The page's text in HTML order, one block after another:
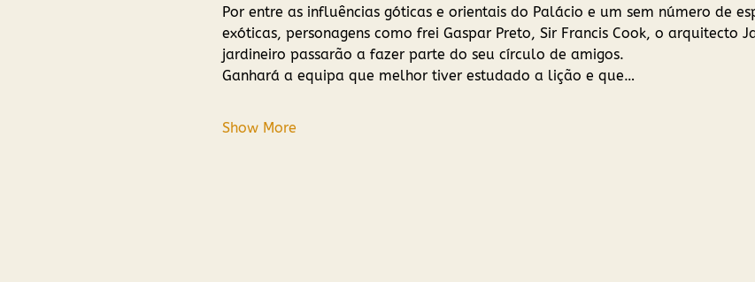
Por entre as influências góticas e orientais do Palácio e um sem número de
exóticas, personagens como frei Gaspar Preto, Sir Francis Cook, o arquitecto
jardineiro passarão a fazer parte do seu círculo de amigos.
Ganhará a equipa que melhor tiver estudado a lição e que…
Show More